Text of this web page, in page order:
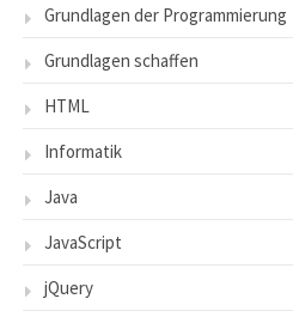
Grundlagen der Programmierung
Grundlagen schaffen
HTML
Informatik
Java
JavaScript
jQuery